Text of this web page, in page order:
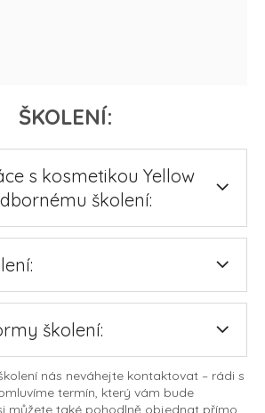
ŠKOLENÍ:
s kosmetikou Yellow
školení:
školení:
nás neváhejte kontaktovat – rádi s
termín, který vám bude
můžete také pohodlně objednat přímo